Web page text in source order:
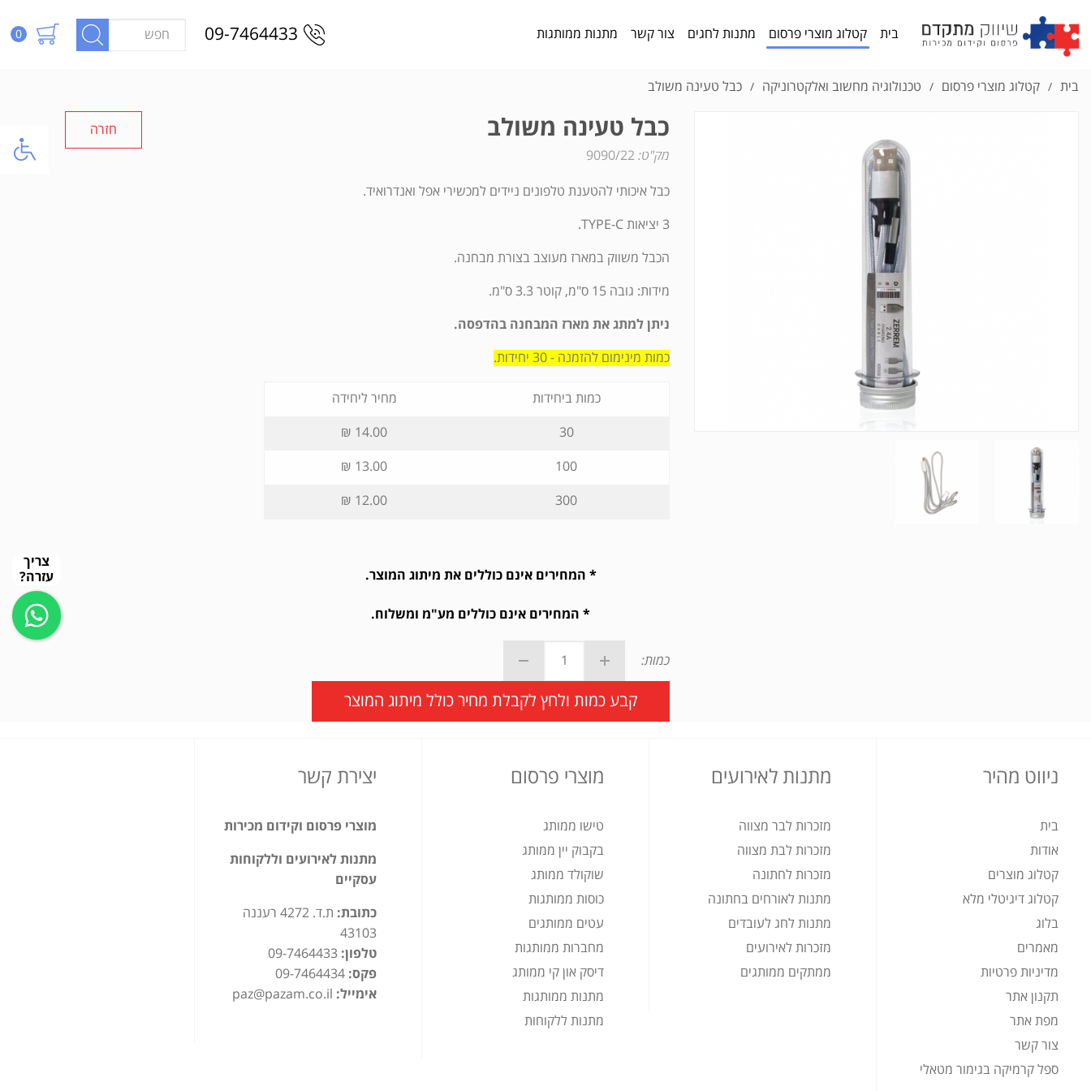
צריך
עזרה?
בית קטלוג מוצרי פרסום מתנות לחגים צור קשר מתנות ממותגות 0 09-7464433
בית / קטלוג מוצרי פרסום / טכנולוגיה מחשוב ואלקטרוניקה / כבל טעינה משולב
חזרה כבל טעינה משולב
מק"ט: 9090/22
כבל איכותי להטענת טלפונים ניידים למכשירי אפל ואנדרואיד.
3 יציאות TYPE-C.
הכבל משווק במארז מעוצב בצורת מבחנה.
מידות: גובה 15 ס"מ, קוטר 3.3 ס"מ.
ניתן למתג את מארז המבחנה בהדפסה.
כמות מינימום להזמנה - 30 יחידות.
כמות ביחידות מחיר ליחידה
30
14.00 ₪
100
13.00 ₪
300
12.00 ₪
* המחירים אינם כוללים את מיתוג המוצר.
* המחירים אינם כוללים מע"מ ומשלוח.
כמות:
קבע כמות ולחץ לקבלת מחיר כולל מיתוג המוצר
ניווט מהיר
בית
אודות
קטלוג מוצרים
קטלוג דיגיטלי מלא
בלוג
מאמרים
מדיניות פרטיות
תקנון אתר
מפת אתר
צור קשר
ספל קרמיקה בגימור מטאלי
מתנות לאירועים
מזכרות לבר מצווה
מזכרות לבת מצווה
מזכרות לחתונה
מתנות לאורחים בחתונה
מתנות לחג לעובדים
מזכרות לאירועים
ממתקים ממותגים
מוצרי פרסום
טישו ממותג
בקבוק יין ממותג
שוקולד ממותג
כוסות ממותגות
עטים ממותגים
מחברות ממותגות
דיסק און קי ממותג
מתנות ממותגות
מתנות ללקוחות
יצירת קשר
מוצרי פרסום וקידום מכירות
מתנות לאירועים וללקוחות
עסקיים
כתובת:
ת.ד. 4272 רעננה
43103
טלפון: 09-7464433
פקס:
אימייל: